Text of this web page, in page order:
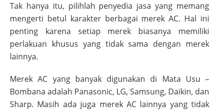
Tak hanya itu, pilihlah penyedia jasa yang memang
mengerti betul karakter berbagai merek AC. Hal ini
penting karena setiap merek biasanya memiliki
perlakuan khusus yang tidak sama dengan merek
lainnya.
Merek AC yang banyak digunakan di Mata Usu –
Bombana adalah Panasonic, LG, Samsung, Daikin, dan
Sharp. Masih ada juga merek AC lainnya yang tidak